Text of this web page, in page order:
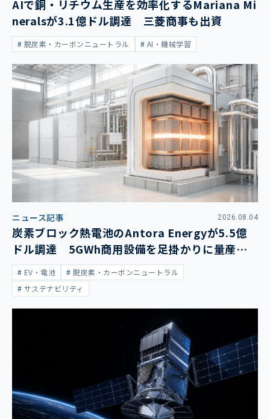
AIで銅・リチウム生産を効率化するMariana Mi
neralsが3.1億ドル調達 三菱商事も出資
脱炭素・カーボンニュートラル AI・機械学習
ニュース記事 2026.08.04
炭素ブロック熱電池のAntora Energyが5.5億
ドル調達 5GWh商用設備を足掛かりに量産拡
大EV・電池
脱炭素・カーボンニュートラル
サステナビリティ